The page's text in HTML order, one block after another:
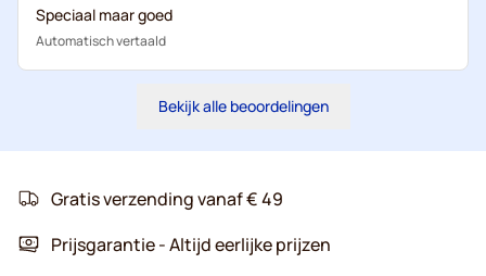
Speciaal maar goed
Automatisch vertaald
Bekijk alle beoordelingen
Gratis verzending vanaf € 49
Prijsgarantie - Altijd eerlijke prijzen